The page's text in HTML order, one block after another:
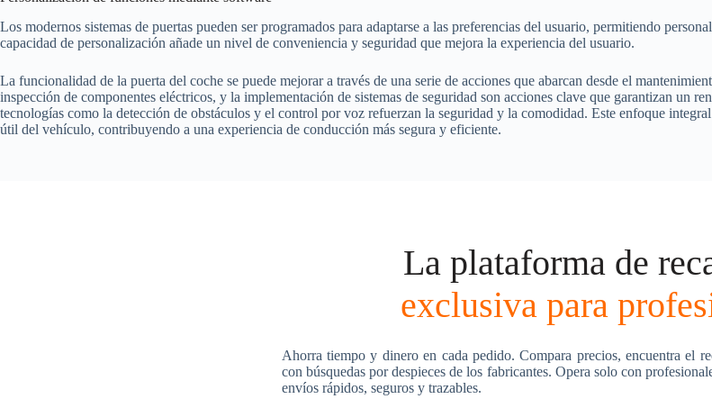
Los modernos sistemas de puertas pueden ser programados para adaptarse a las preferencias del usuario, permitiendo
capacidad de personalización añade un nivel de conveniencia y seguridad que mejora la experiencia del usuario.
La funcionalidad de la puerta del coche se puede mejorar a través de una serie de acciones que abarcan desde el
inspección de componentes eléctricos, y la implementación de sistemas de seguridad son acciones clave que garantizan un
tecnologías como la detección de obstáculos y el control por voz refuerzan la seguridad y la comodidad. Este enfoque
útil del vehículo, contribuyendo a una experiencia de conducción más segura y eficiente.
La plataforma de
exclusiva para
Ahorra tiempo y dinero en cada pedido. Compara precios, encuentra el
con búsquedas por despieces de los fabricantes. Opera solo con
envíos rápidos, seguros y trazables.